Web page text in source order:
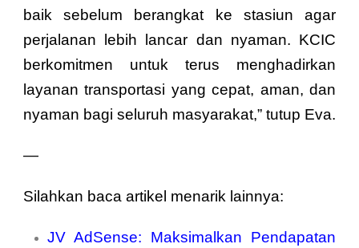
baik sebelum berangkat ke stasiun agar
perjalanan lebih lancar dan nyaman. KCIC
berkomitmen untuk terus menghadirkan
layanan transportasi yang cepat, aman, dan
nyaman bagi seluruh masyarakat,” tutup Eva.
—
Silahkan baca artikel menarik lainnya:
JV AdSense: Maksimalkan Pendapatan